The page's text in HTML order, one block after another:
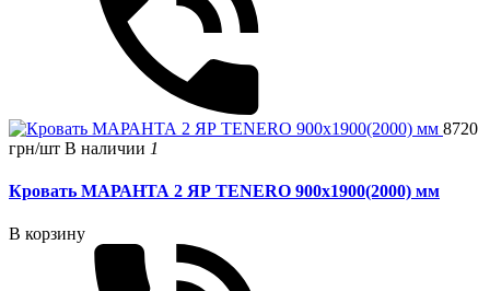
8720
грн/шт В наличии 1
Кровать МАРАНТА 2 ЯР TENERO 900x1900(2000) мм
В корзину